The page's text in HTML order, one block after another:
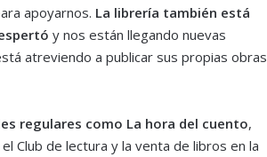
apoyarnos. La librería también está
y nos están llegando nuevas
atreviendo a publicar sus propias obras
regulares como La hora del cuento,
Club de lectura y la venta de libros en la